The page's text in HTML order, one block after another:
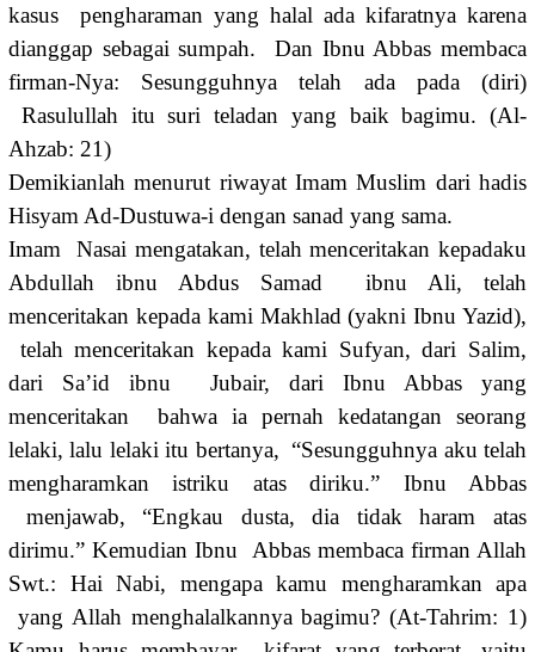
kasus pengharaman yang halal ada kifaratnya karena
dianggap sebagai sumpah. Dan Ibnu Abbas membaca
firman-Nya: Sesungguhnya telah ada pada (diri)
Rasulullah itu suri teladan yang baik bagimu. (Al-
Ahzab: 21)
Demikianlah menurut riwayat Imam Muslim dari hadis
Hisyam Ad-Dustuwa-i dengan sanad yang sama.
Imam Nasai mengatakan, telah menceritakan kepadaku
Abdullah ibnu Abdus Samad ibnu Ali, telah
menceritakan kepada kami Makhlad (yakni Ibnu Yazid),
telah menceritakan kepada kami Sufyan, dari Salim,
dari Sa’id ibnu Jubair, dari Ibnu Abbas yang
menceritakan bahwa ia pernah kedatangan seorang
lelaki, lalu lelaki itu bertanya, “Sesungguhnya aku telah
mengharamkan istriku atas diriku.” Ibnu Abbas
menjawab, “Engkau dusta, dia tidak haram atas
dirimu.” Kemudian Ibnu Abbas membaca firman Allah
Swt.: Hai Nabi, mengapa kamu mengharamkan apa
yang Allah menghalalkannya bagimu? (At-Tahrim: 1)